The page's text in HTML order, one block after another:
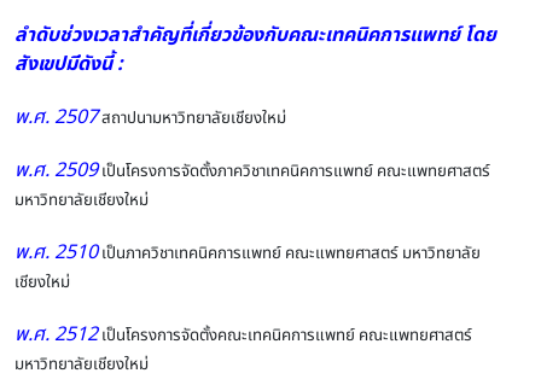
ลำดับช่วงเวลาสำคัญที่เกี่ยวข้องกับคณะเทคนิคการแพทย์ โดย
สังเขปมีดังนี้ :
พ.ศ. 2507สถาปนามหาวิทยาลัยเชียงใหม่
พ.ศ. 2509เป็นโครงการจัดตั้งภาควิชาเทคนิคการแพทย์ คณะแพทยศาสตร์
มหาวิทยาลัยเชียงใหม่
พ.ศ. 2510เป็นภาควิชาเทคนิคการแพทย์ คณะแพทยศาสตร์ มหาวิทยาลัย
เชียงใหม่
พ.ศ. 2512เป็นโครงการจัดตั้งคณะเทคนิคการแพทย์ คณะแพทยศาสตร์
มหาวิทยาลัยเชียงใหม่